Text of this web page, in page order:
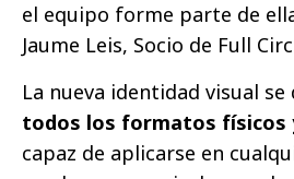
el equipo forme parte de
Jaume Leis, Socio de Full
La nueva identidad visual se
todos los formatos físicos
capaz de aplicarse en